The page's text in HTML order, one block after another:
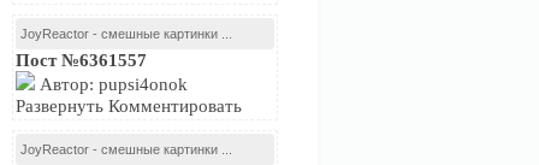
JoyReactor - смешные картинки ...
Пост №6361557
Автор: pupsi4onok
Развернуть Комментировать
JoyReactor - смешные картинки ...